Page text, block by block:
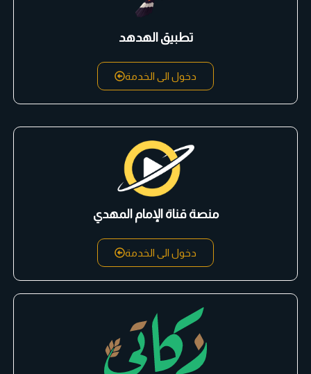
تطبيق الهدهد
دخول الى الخدمة
منصة قناة الإمام المهدي
دخول الى الخدمة